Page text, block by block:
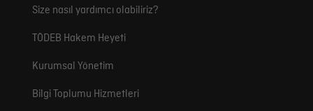
Size nasıl yardımcı olabiliriz?
TÖDEB Hakem Heyeti
Kurumsal Yönetim
Bilgi Toplumu Hizmetleri